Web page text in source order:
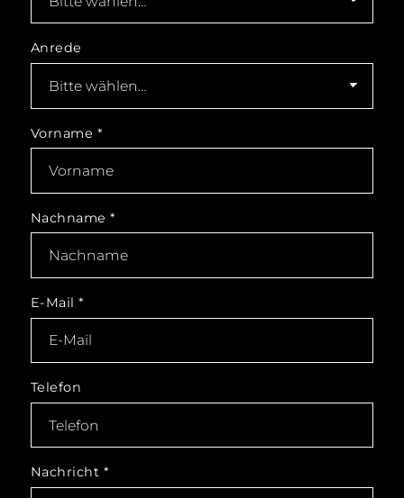
Anrede
Vorname *
Nachname*
E-Mail*
Telefon
Nachricht *